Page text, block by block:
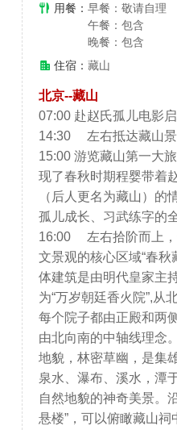
用餐： 早餐：敬请自理
午餐：包含
晚餐：包含
住宿： 藏山
北京--藏山
07:00 赴赵氏孤儿电影
14:30 左右抵达藏山景
15:00 游览藏山第一大
现了春秋时期程婴带着
（后人更名为藏山）的
孤儿成长、习武练字的
16:00 左右拾阶而上，
文景观的核心区域“春秋
体建筑是由明代皇家主
为“万岁朝廷香火院”,从
每个院子都由正殿和两
由北向南的中轴线理念
地貌，林密草幽，是集
泉水、瀑布、溪水，潭
自然地貌的神奇美景。
悬楼”，可以俯瞰藏山